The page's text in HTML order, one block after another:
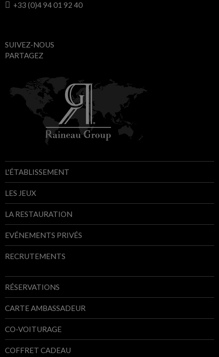
+33 (0)4 94 01 92 40
SUIVEZ-NOUS
PARTAGEZ
L'ÉTABLISSEMENT
LES JEUX
LA RESTAURATION
EVÉNEMENTS PRIVÉS
RECRUTEMENTS
RÉSERVATIONS
CARTE AMBASSADEUR
CO-VOITURAGE
COFFRET CADEAU